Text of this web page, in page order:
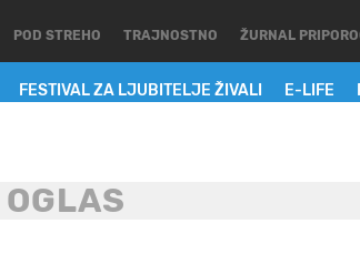
FESTIVAL ZA LJUBITELJE ŽIVALI E-LIFE
POD STREHO TRAJNOSTNO ŽURNAL